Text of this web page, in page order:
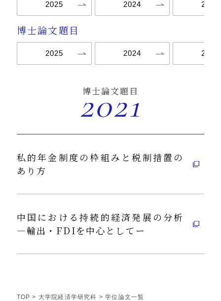
2025 2024 2023
博士論文題目
2025 2024 2021
博士論文題目
2021
私的年金制度の枠組みと税制措置の
あり方
中国における持続的経済発展の分析
―輸出・FDIを中心としてー
TOP > 大学院経済学研究科 > 学位論文一覧